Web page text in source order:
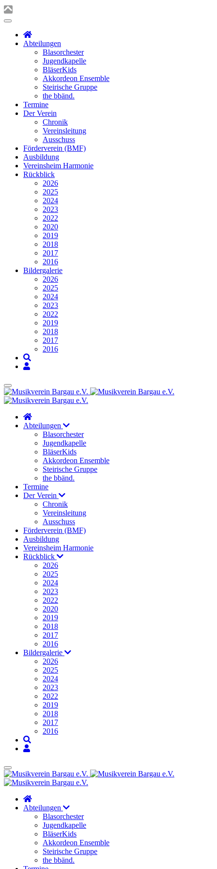
Abteilungen
Blasorchester
Jugendkapelle
BläserKids
Akkordeon Ensemble
Steirische Gruppe
the bbänd.
Termine
Der Verein
Chronik
Vereinsleitung
Ausschuss
Förderverein (BMF)
Ausbildung
Vereinsheim Harmonie
Rückblick
2026
2025
2024
2023
2022
2020
2019
2018
2017
2016
Bildergalerie
2026
2025
2024
2023
2022
2019
2018
2017
2016
Abteilungen
Blasorchester
Jugendkapelle
BläserKids
Akkordeon Ensemble
Steirische Gruppe
the bbänd.
Termine
Der Verein
Chronik
Vereinsleitung
Ausschuss
Förderverein (BMF)
Ausbildung
Vereinsheim Harmonie
Rückblick
2026
2025
2024
2023
2022
2020
2019
2018
2017
2016
Bildergalerie
2026
2025
2024
2023
2022
2019
2018
2017
2016
Abteilungen
Blasorchester
Jugendkapelle
BläserKids
Akkordeon Ensemble
Steirische Gruppe
the bbänd.